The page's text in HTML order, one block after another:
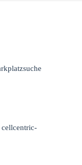
cellcentric-